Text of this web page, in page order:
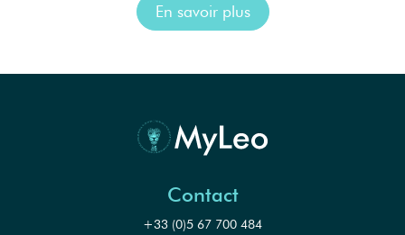
En savoir plus
Contact
+33 (0)5 67 700 484